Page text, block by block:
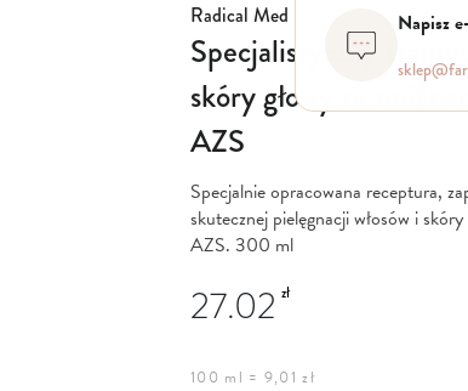
Napisz
Radical Med
Specjalistyczny
skóry głowy ze
AZS
Specjalnie opracowana receptura,
skutecznej pielęgnacji włosów i
AZS. 300 ml
27.02 zł
100 ml = 9,01 zł